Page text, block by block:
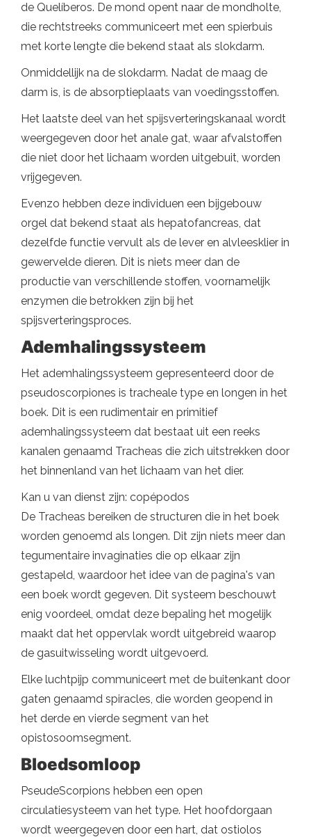
de Quelíberos. De mond opent naar de mondholte,
die rechtstreeks communiceert met een spierbuis
met korte lengte die bekend staat als slokdarm.
Onmiddellijk na de slokdarm. Nadat de maag de
darm is, is de absorptieplaats van voedingsstoffen.
Het laatste deel van het spijsverteringskanaal wordt
weergegeven door het anale gat, waar afvalstoffen
die niet door het lichaam worden uitgebuit, worden
vrijgegeven.
Evenzo hebben deze individuen een bijgebouw
orgel dat bekend staat als hepatofancreas, dat
dezelfde functie vervult als de lever en alvleesklier in
gewervelde dieren. Dit is niets meer dan de
productie van verschillende stoffen, voornamelijk
enzymen die betrokken zijn bij het
spijsverteringsproces.
Ademhalingssysteem
Het ademhalingssysteem gepresenteerd door de
pseudoscorpiones is tracheale type en longen in het
boek. Dit is een rudimentair en primitief
ademhalingssysteem dat bestaat uit een reeks
kanalen genaamd Tracheas die zich uitstrekken door
het binnenland van het lichaam van het dier.
Kan u van dienst zijn: copépodos
De Tracheas bereiken de structuren die in het boek
worden genoemd als longen. Dit zijn niets meer dan
tegumentaire invaginaties die op elkaar zijn
gestapeld, waardoor het idee van de pagina's van
een boek wordt gegeven. Dit systeem beschouwt
enig voordeel, omdat deze bepaling het mogelijk
maakt dat het oppervlak wordt uitgebreid waarop
de gasuitwisseling wordt uitgevoerd.
Elke luchtpijp communiceert met de buitenkant door
gaten genaamd spiracles, die worden geopend in
het derde en vierde segment van het
opistosoomsegment.
Bloedsomloop
PseudeScorpions hebben een open
circulatiesysteem van het type. Het hoofdorgaan
wordt weergegeven door een hart, dat ostiolos